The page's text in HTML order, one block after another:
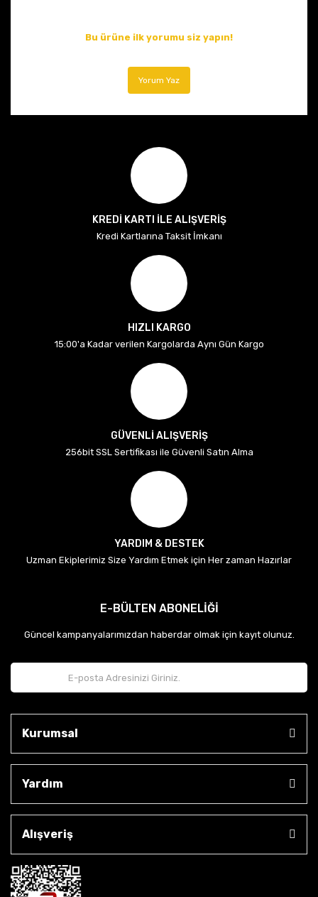
Bu ürüne ilk yorumu siz yapın!
Yorum Yaz
KREDİ KARTI İLE ALIŞVERİŞ
Kredi Kartlarına Taksit İmkanı
HIZLI KARGO
15:00'a Kadar verilen Kargolarda Aynı Gün Kargo
GÜVENLİ ALIŞVERİŞ
256bit SSL Sertifikası ile Güvenli Satın Alma
YARDIM & DESTEK
Uzman Ekiplerimiz Size Yardım Etmek için Her zaman Hazırlar
E-BÜLTEN ABONELİĞİ
Güncel kampanyalarımızdan haberdar olmak için kayıt olunuz.
Kurumsal
Yardım
Alışveriş